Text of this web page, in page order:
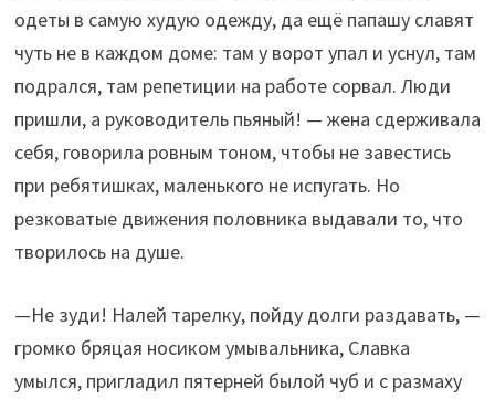
одеты в самую худую одежду, да ещё папашу славят
чуть не в каждом доме: там у ворот упал и уснул, там
подрался, там репетиции на работе сорвал. Люди
пришли, а руководитель пьяный! — жена сдерживала
себя, говорила ровным тоном, чтобы не завестись
при ребятишках, маленького не испугать. Но
резковатые движения половника выдавали то, что
творилось на душе.
—Не зуди! Налей тарелку, пойду долги раздавать, —
громко бряцая носиком умывальника, Славка
умылся, пригладил пятерней былой чуб и с размаху